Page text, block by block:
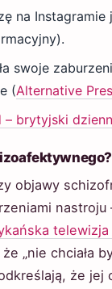
na
swoje
(Alternative
– brytyjski
objawy
„nie chciała
że jej